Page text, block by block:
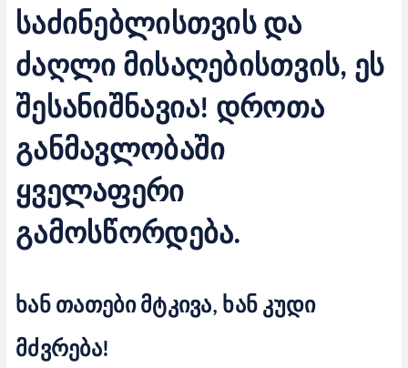
საძინებლისთვის და
ძაღლი მისაღებისთვის, ეს
შესანიშნავია! დროთა
განმავლობაში
ყველაფერი
გამოსწორდება.
ხან თათები მტკივა, ხან კუდი
მძვრება!